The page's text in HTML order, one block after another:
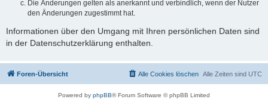
Die Änderungen gelten als anerkannt und verbindlich, wenn der Nutzer
den Änderungen zugestimmt hat.
Informationen über den Umgang mit Ihren persönlichen Daten sind
in der Datenschutzerklärung enthalten.
Foren-Übersicht Alle Zeiten sind UTC
Alle Cookies löschen
Powered by phpBB® Forum Software © phpBB Limited